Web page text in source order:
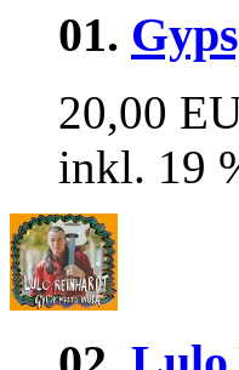
01.
20,00
inkl. 19